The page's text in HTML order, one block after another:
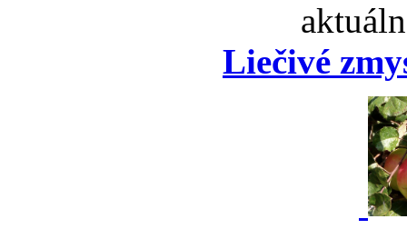
Liečivé